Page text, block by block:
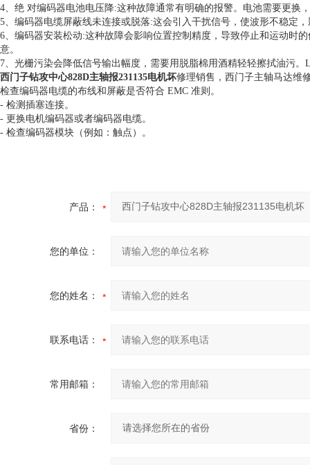
4、绝 对编码器电池电压降:这种故障通常有明确的报警。电池需要更换
5、编码器电缆屏蔽线未连接或脱落:这会引入干扰信号，使波形不稳定
6、编码器安装松动:这种故障会影响位置控制精度，导致停止和运动时
意。
7、光栅污染会降低信号输出幅度，需要用脱脂棉用酒精轻轻擦拭油污。
西门子钻攻中心828D主轴报231135电机坏修理销售，西门子主轴马达维
检查编码器电缆的布线和屏蔽是否符合 EMC 准则。
- 检测插塞连接。
- 更换电机编码器或者编码器电缆。
- 检查编码器模块（例如：触点）。
产品：
您的单位：
您的姓名：
联系电话：
常用邮箱：
省份：